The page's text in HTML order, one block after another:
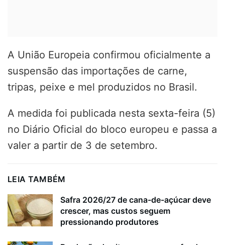
A União Europeia confirmou oficialmente a
suspensão das importações de carne,
tripas, peixe e mel produzidos no Brasil.
A medida foi publicada nesta sexta-feira (5)
no Diário Oficial do bloco europeu e passa a
valer a partir de 3 de setembro.
LEIA TAMBÉM
Safra 2026/27 de cana-de-açúcar deve
crescer, mas custos seguem
pressionando produtores